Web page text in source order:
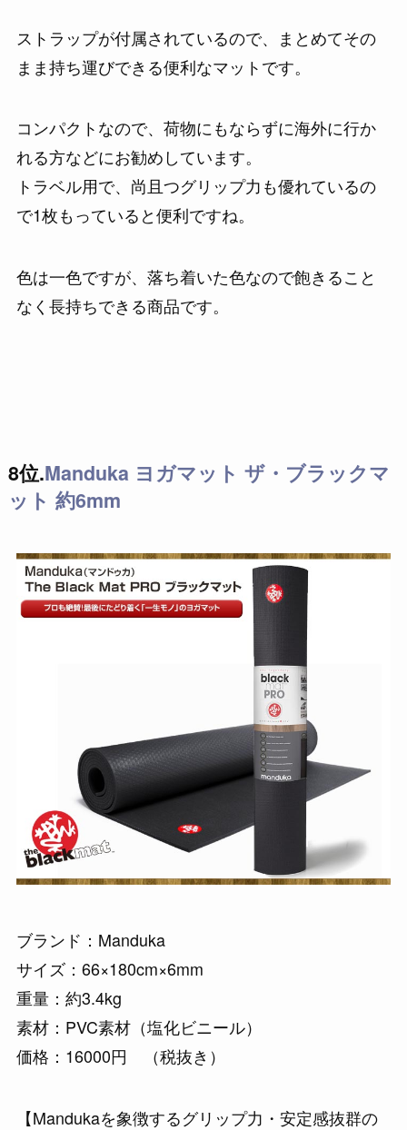
ストラップが付属されているので、まとめてその
まま持ち運びできる便利なマットです。
コンパクトなので、荷物にもならずに海外に行か
れる方などにお勧めしています。
トラベル用で、尚且つグリップ力も優れているの
で1枚もっていると便利ですね。
色は一色ですが、落ち着いた色なので飽きること
なく長持ちできる商品です。
8位.Manduka ヨガマット ザ・ブラックマ
ット 約6mm
ブランド：Manduka
サイズ：66×180cm×6mm
重量：約3.4kg
素材：PVC素材（塩化ビニール）
価格：16000円 （税抜き）
【Mandukaを象徴するグリップ力・安定感抜群の